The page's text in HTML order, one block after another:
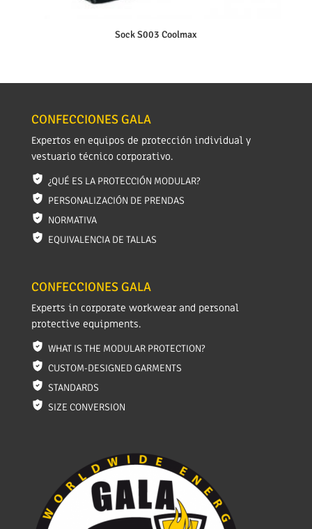
Sock S003 Coolmax
CONFECCIONES GALA
Expertos en equipos de protección individual y
vestuario técnico corporativo.
¿QUÉ ES LA PROTECCIÓN MODULAR?
PERSONALIZACIÓN DE PRENDAS
NORMATIVA
EQUIVALENCIA DE TALLAS
CONFECCIONES GALA
Experts in corporate workwear and personal
protective equipments.
WHAT IS THE MODULAR PROTECTION?
CUSTOM-DESIGNED GARMENTS
STANDARDS
SIZE CONVERSION